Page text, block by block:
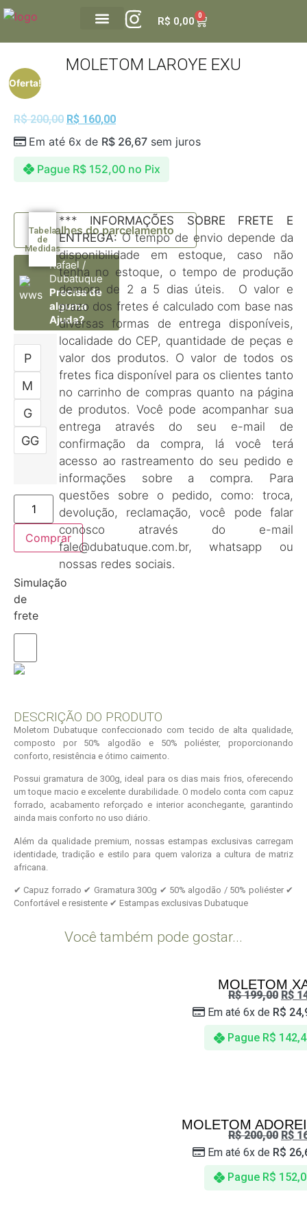
R$ 0,00 0
MOLETOM LAROYE EXU
Oferta!
R$200,00 R$ 160,00
Pague R$152,00 no Pix
Em até 6x de R$ 26,67 sem juros
Detalhes do parcelamento
Rafael /
Dubatuque
Precisa de
alguma
Ajuda?
P
M
G
GG
Comprar
Simulação
de
frete
Tabela
de
Medidas
*** INFORMAÇÕES SOBRE FRETE E
ENTREGA:O tempo de envio depende da
disponibilidade em estoque, caso não
tenha no estoque, o tempo de produção
demora de 2 a 5 dias úteis. O valor e
prazo dos fretes é calculado com base nas
diversas formas de entrega disponíveis,
localidade do CEP, quantidade de peças e
valor dos produtos. O valor de todos os
fretes fica disponível para os clientes tanto
no carrinho de compras quanto na página
de produtos. Você pode acompanhar sua
entrega através do seu e-mail de
confirmação da compra, lá você terá
acesso ao rastreamento do seu pedido e
informações sobre a compra. Para
questões sobre o pedido, como: troca,
devolução, reclamação, você pode falar
conosco através do e-mail
fale@dubatuque.com.br, whatsapp ou
nossas redes sociais.
DESCRIÇÃO DO PRODUTO
Moletom Dubatuque confeccionado com tecido de alta qualidade,
composto por 50% algodão e 50% poliéster, proporcionando
conforto, resistência e ótimo caimento.
Possui gramatura de 300g, ideal para os dias mais frios, oferecendo
um toque macio e excelente durabilidade. O modelo conta com capuz
forrado, acabamento reforçado e interior aconchegante, garantindo
ainda mais conforto no uso diário.
Além da qualidade premium, nossas estampas exclusivas carregam
identidade, tradição e estilo para quem valoriza a cultura de matriz
africana.
✔ Capuz forrado ✔ Gramatura 300g ✔ 50% algodão / 50% poliéster ✔
Confortável e resistente ✔ Estampas exclusivas Dubatuque
Você também pode gostar...
MOLETOM
R$199,00 R$
Pague R$
Em até 6x de R$
MOLETOM
R$200,00 R$
Pague R$
Em até 6x de R$